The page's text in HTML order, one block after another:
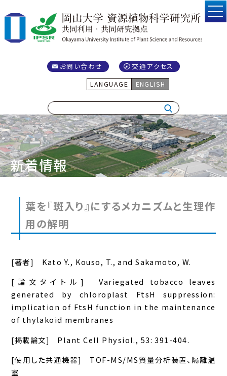
お問い合わせ
交通アクセス
LANGUAGE
ENGLISH
新着情報
葉を『斑入り』にするメカニズムと生理作
用の解明
[著者] Kato Y., Kouso, T., and Sakamoto, W.
[論文タイトル] Variegated tobacco leaves
generated by chloroplast FtsH suppression:
implication of FtsH function in the maintenance
of thylakoid membranes
[掲載論文] Plant Cell Physiol., 53: 391-404.
[使用した共通機器] TOF-MS/MS質量分析装置、隔離温
室